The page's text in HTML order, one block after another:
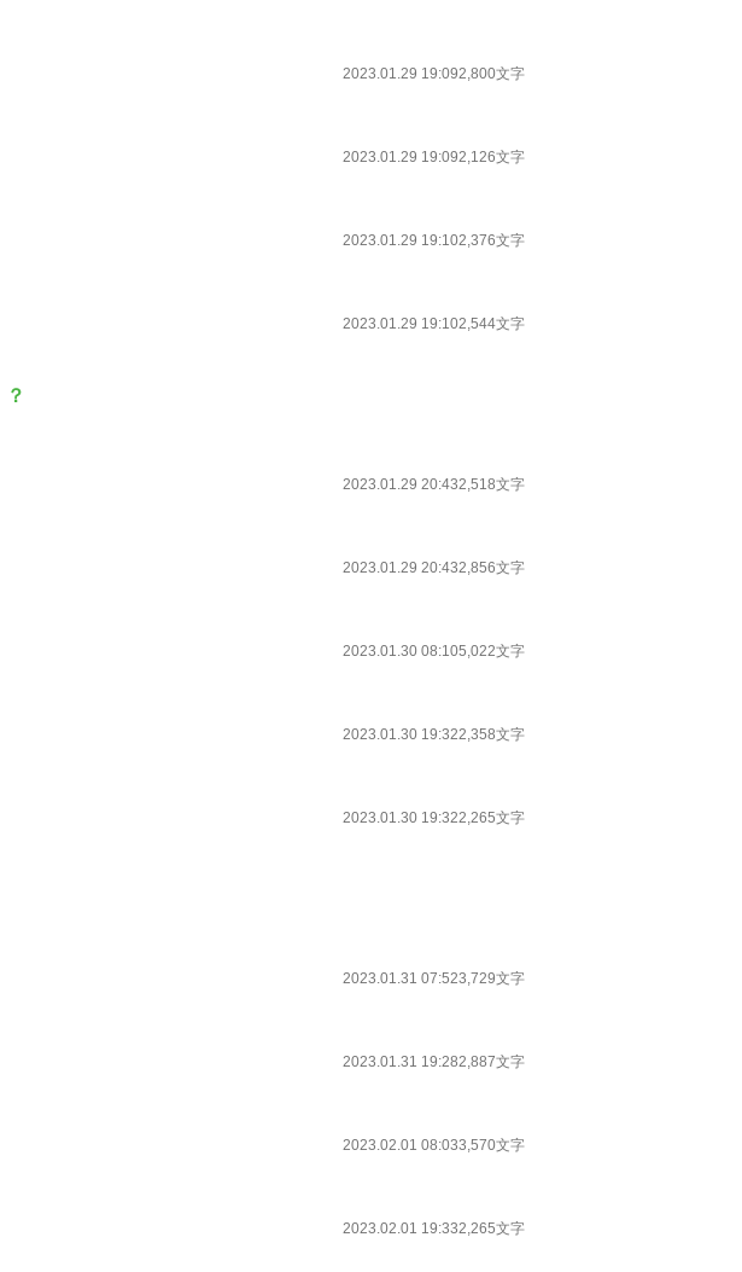
2023.01.29 19:092,800文字
2023.01.29 19:092,126文字
2023.01.29 19:102,376文字
2023.01.29 19:102,544文字
2023.01.29 20:432,518文字
2023.01.29 20:432,856文字
2023.01.30 08:105,022文字
2023.01.30 19:322,358文字
2023.01.30 19:322,265文字
2023.01.31 07:523,729文字
2023.01.31 19:282,887文字
2023.02.01 08:033,570文字
2023.02.01 19:332,265文字